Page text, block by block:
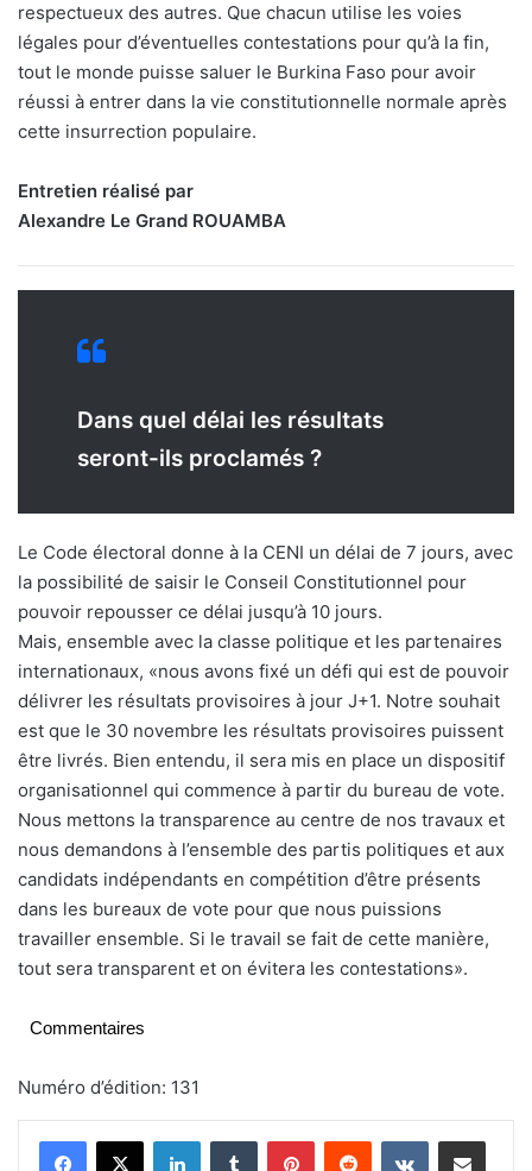
respectueux des autres. Que chacun utilise les voies
légales pour d’éventuelles contestations pour qu’à la fin,
tout le monde puisse saluer le Burkina Faso pour avoir
réussi à entrer dans la vie constitutionnelle normale après
cette insurrection populaire.
Entretien réalisé par
Alexandre Le Grand ROUAMBA
Dans quel délai les résultats
seront-ils proclamés ?
Le Code électoral donne à la CENI un délai de 7 jours, avec
la possibilité de saisir le Conseil Constitutionnel pour
pouvoir repousser ce délai jusqu’à 10 jours.
Mais, ensemble avec la classe politique et les partenaires
internationaux, «nous avons fixé un défi qui est de pouvoir
délivrer les résultats provisoires à jour J+1. Notre souhait
est que le 30 novembre les résultats provisoires puissent
être livrés. Bien entendu, il sera mis en place un dispositif
organisationnel qui commence à partir du bureau de vote.
Nous mettons la transparence au centre de nos travaux et
nous demandons à l’ensemble des partis politiques et aux
candidats indépendants en compétition d’être présents
dans les bureaux de vote pour que nous puissions
travailler ensemble. Si le travail se fait de cette manière,
tout sera transparent et on évitera les contestations».
Commentaires
Numéro d’édition: 131